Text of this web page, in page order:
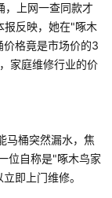
，上网一查同款才
反映，她在"啄木
格竟是市场价的3
家庭维修行业的价
马桶突然漏水，焦
位自称是"啄木鸟家
即上门维修。